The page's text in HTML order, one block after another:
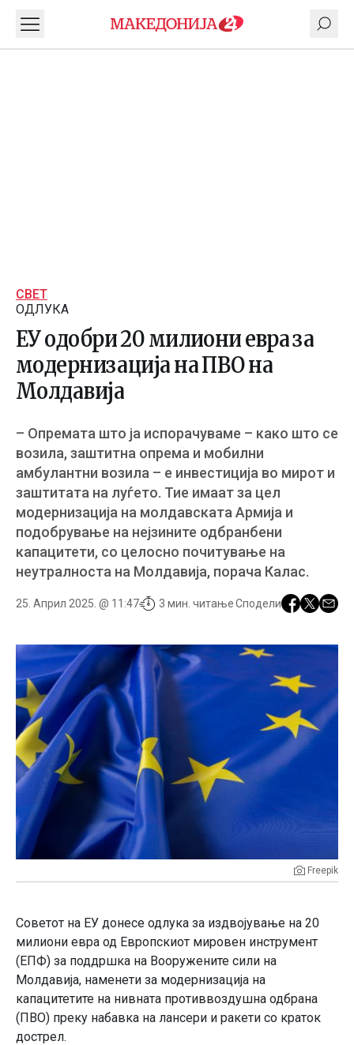
СВЕТ
ОДЛУКА
ЕУ одобри 20 милиони евра за
модернизација на ПВО на
Молдавија
– Опремата што ја испорачуваме – како што се
возила, заштитна опрема и мобилни
амбулантни возила – е инвестиција во мирот и
заштитата на луѓето. Тие имаат за цел
модернизација на молдавската Армија и
подобрување на нејзините одбранбени
капацитети, со целосно почитување на
неутралноста на Молдавија, порача Калас.
25. Април 2025. @ 11:47 3 мин. читањеСподели
Freepik
Советот на ЕУ донесе одлука за издвојување на 20
милиони евра од Европскиот мировен инструмент
(ЕПФ) за поддршка на Вооружените сили на
Молдавија, наменети за модернизација на
капацитетите на нивната противвоздушна одбрана
(ПВО) преку набавка на лансери и ракети со краток
дострел.